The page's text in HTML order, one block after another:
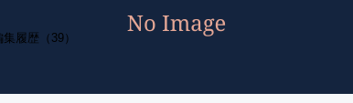
履歴（39）